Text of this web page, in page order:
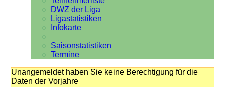
DWZ der Liga
Ligastatistiken
Infokarte
Saisonstatistiken
Termine
Unangemeldet haben Sie keine Berechtigung für die
Daten der Vorjahre